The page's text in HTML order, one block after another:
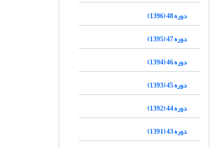
دوره 48 (1396)
دوره 47 (1395)
دوره 46 (1394)
دوره 45 (1393)
دوره 44 (1392)
دوره 43 (1391)